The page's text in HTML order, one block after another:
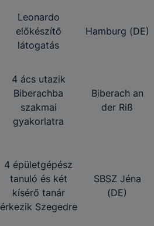
Leonardo
előkészítő
látogatás
Hamburg (DE)
4 ács utazik
Biberachba
szakmai
gyakorlatra
Biberach an
der Riß
4 épületgépész
tanuló és két
kísérő tanár
érkezik Szegedre
SBSZ Jéna
(DE)